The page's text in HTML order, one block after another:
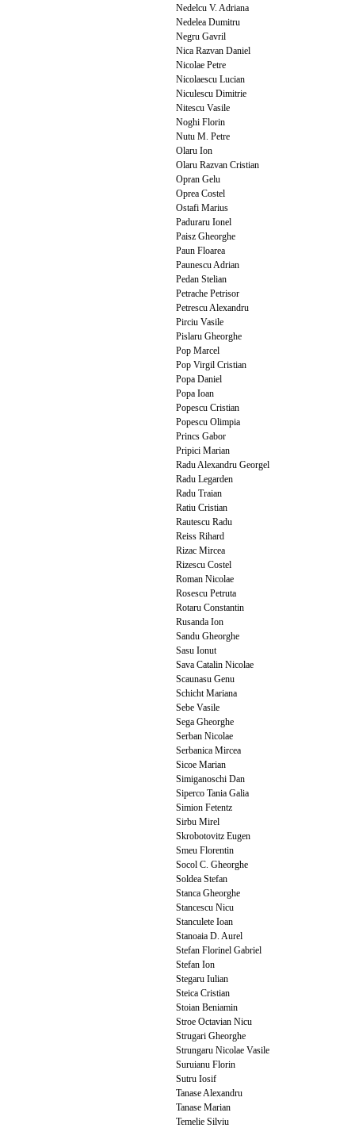
Nedelcu V. Adriana
Nedelea Dumitru
Negru Gavril
Nica Razvan Daniel
Nicolae Petre
Nicolaescu Lucian
Niculescu Dimitrie
Nitescu Vasile
Noghi Florin
Nutu M. Petre
Olaru Ion
Olaru Razvan Cristian
Opran Gelu
Oprea Costel
Ostafi Marius
Paduraru Ionel
Paisz Gheorghe
Paun Floarea
Paunescu Adrian
Pedan Stelian
Petrache Petrisor
Petrescu Alexandru
Pirciu Vasile
Pislaru Gheorghe
Pop Marcel
Pop Virgil Cristian
Popa Daniel
Popa Ioan
Popescu Cristian
Popescu Olimpia
Princs Gabor
Pripici Marian
Radu Alexandru Georgel
Radu Legarden
Radu Traian
Ratiu Cristian
Rautescu Radu
Reiss Rihard
Rizac Mircea
Rizescu Costel
Roman Nicolae
Rosescu Petruta
Rotaru Constantin
Rusanda Ion
Sandu Gheorghe
Sasu Ionut
Sava Catalin Nicolae
Scaunasu Genu
Schicht Mariana
Sebe Vasile
Sega Gheorghe
Serban Nicolae
Serbanica Mircea
Sicoe Marian
Simiganoschi Dan
Siperco Tania Galia
Simion Fetentz
Sirbu Mirel
Skrobotovitz Eugen
Smeu Florentin
Socol C. Gheorghe
Soldea Stefan
Stanca Gheorghe
Stancescu Nicu
Stanculete Ioan
Stanoaia D. Aurel
Stefan Florinel Gabriel
Stefan Ion
Stegaru Iulian
Steica Cristian
Stoian Beniamin
Stroe Octavian Nicu
Strugari Gheorghe
Strungaru Nicolae Vasile
Suruianu Florin
Sutru Iosif
Tanase Alexandru
Tanase Marian
Temelie Silviu